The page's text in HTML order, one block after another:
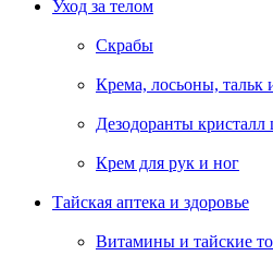
Уход за телом
Скрабы
Крема, лосьоны, тальк
Дезодоранты
Крем для рук и ног
Тайская аптека и здоровье
Витамины и тайские